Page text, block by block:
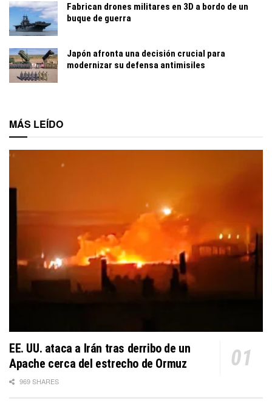
Fabrican drones militares en 3D a bordo de un
buque de guerra
Japón afronta una decisión crucial para
modernizar su defensa antimisiles
MÁS LEÍDO
EE. UU. ataca a Irán tras derribo de un
Apache cerca del estrecho de Ormuz
969 SHARES